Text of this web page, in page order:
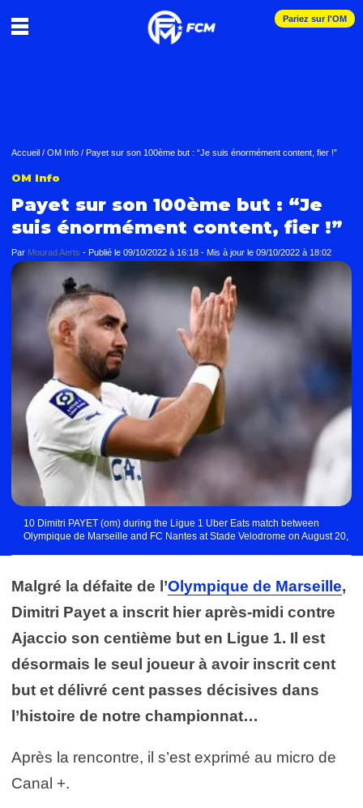
Pariez sur l'OM
Accueil / OM Info / Payet sur son 100ème but : “Je suis énormément content, fier !”
OM Info
Payet sur son 100ème but : “Je
suis énormément content, fier !”
Par Mourad Aerts - Publié le 09/10/2022 à 16:18 - Mis à jour le 09/10/2022 à 18:02
10 Dimitri PAYET (om) during the Ligue 1 Uber Eats match between
Olympique de Marseille and FC Nantes at Stade Velodrome on August 20,
Malgré la défaite de l’Olympique de Marseille,
Dimitri Payet a inscrit hier après-midi contre
Ajaccio son centième but en Ligue 1. Il est
désormais le seul joueur à avoir inscrit cent
but et délivré cent passes décisives dans
l’histoire de notre championnat…
Après la rencontre, il s’est exprimé au micro de
Canal +.